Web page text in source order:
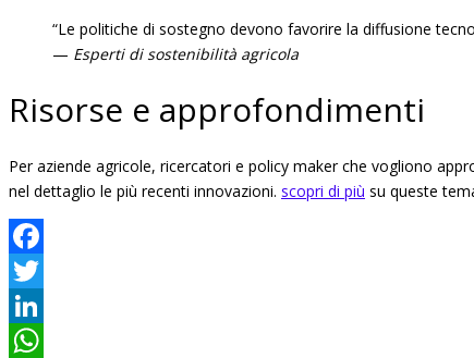
“Le politiche di sostegno devono favorire la diffusione
— Esperti di sostenibilità agricola
Risorse e approfondimenti
Per aziende agricole, ricercatori e policy maker che vogliono
nel dettaglio le più recenti innovazioni. scopri di più su queste
Facebook
Twitter
LinkedIn